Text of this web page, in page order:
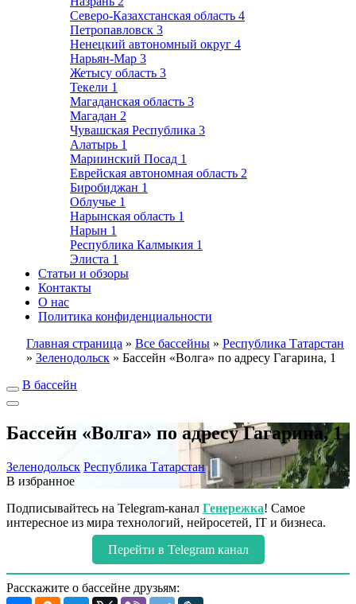
Северо-Казахстанская область 4
Петропавловск 3
Ненецкий автономный округ 4
Нарьян-Мар 3
Жетысу область 3
Текели 1
Магаданская область 3
Магадан 2
Чувашская Республика 3
Алатырь 1
Мариинский Посад 1
Еврейская автономная область 2
Биробиджан 1
Облучье 1
Нарынская область 1
Нарын 1
Республика Калмыкия 1
Элиста 1
Статьи и обзоры
Контакты
О нас
Политика конфиденциальности
Главная страница » Все бассейны » Республика Татарстан
» Зеленодольск » Бассейн «Волга» по адресу Гагарина, 1
В бассейн
Бассейн «Волга» по адресу Гагарина, 1
Зеленодольск Республика Татарстан
В избранное
Подписывайтесь на Telegram-канал Генережка! Самое
интересное из мира технологий, нейросетей, IT и бизнеса.
Перейти в Telegram канал
Расскажите о бассейне друзьям: